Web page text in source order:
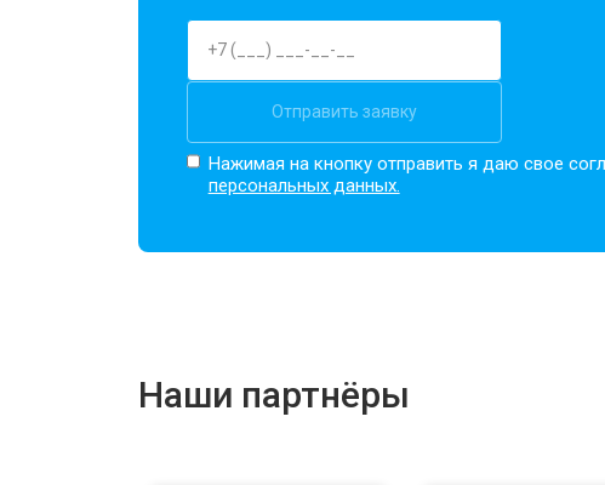
Замена дисплея (экрана)
Замена аккумулятора
Замена кнопки включения
Отправить заявку
Нажимая на кнопку отправить я даю свое
персональных данных.
Наши партнёры